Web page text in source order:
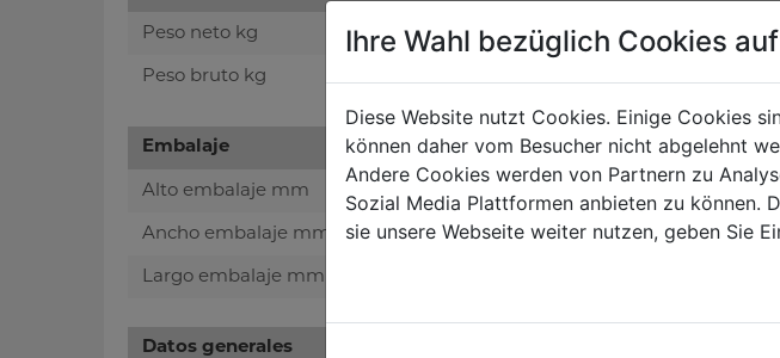
Peso neto kg
Peso bruto kg
Embalaje
Alto embalaje mm
Ancho embalaje mm
Largo embalaje mm
Datos generales
Ihre Wahl bezüglich Cookies
Diese Website nutzt Cookies. Einige Cookies
können daher vom Besucher nicht abgelehnt
Andere Cookies werden von Partnern zu
Sozial Media Plattformen anbieten zu können.
sie unsere Webseite weiter nutzen, geben Sie